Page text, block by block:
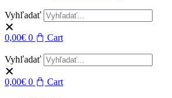
Vyhľadať
0,00€ 0 Cart
Vyhľadať
0,00€ 0
Cart